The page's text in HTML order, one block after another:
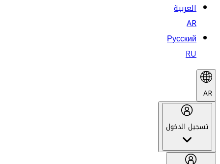
العربية
AR
Русский
RU
AR
تسجيل الدخول